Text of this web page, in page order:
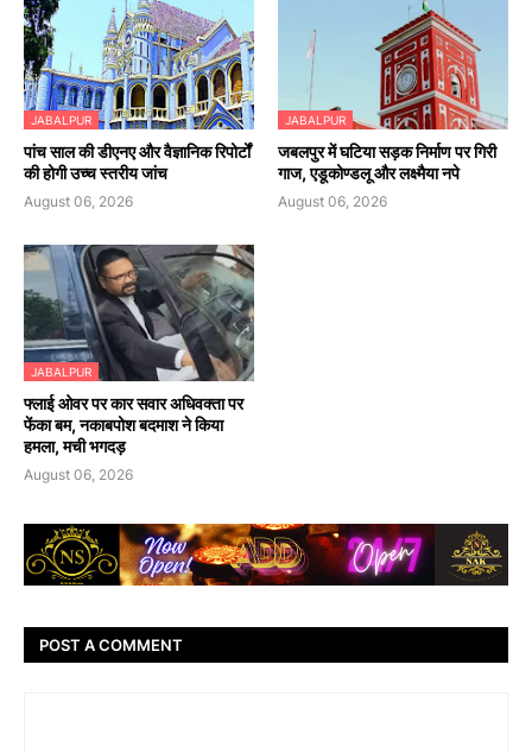
JABALPUR
पांच साल की डीएनए और वैज्ञानिक रिपोर्टों
की होगी उच्च स्तरीय जांच
August 06, 2026
JABALPUR
जबलपुर में घटिया सड़क निर्माण पर गिरी
गाज, एडूकोण्डलू और लक्ष्मैया नपे
August 06, 2026
JABALPUR
फ्लाई ओवर पर कार सवार अधिवक्ता पर
फेंका बम, नकाबपोश बदमाश ने किया
हमला, मची भगदड़
August 06, 2026
POST A COMMENT